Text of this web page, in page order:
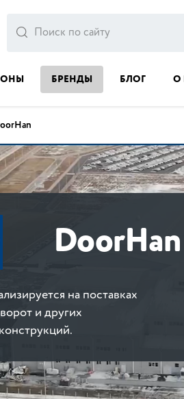
БРЕНДЫ БЛОГ О
DoorHan
на поставках
и других